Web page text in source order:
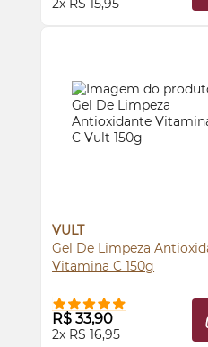
2x R$ 15,95
VULT
Gel De Limpeza
Vitamina C 150g
R$ 33,90
2x R$ 16,95
COMPRE AGORA ❯